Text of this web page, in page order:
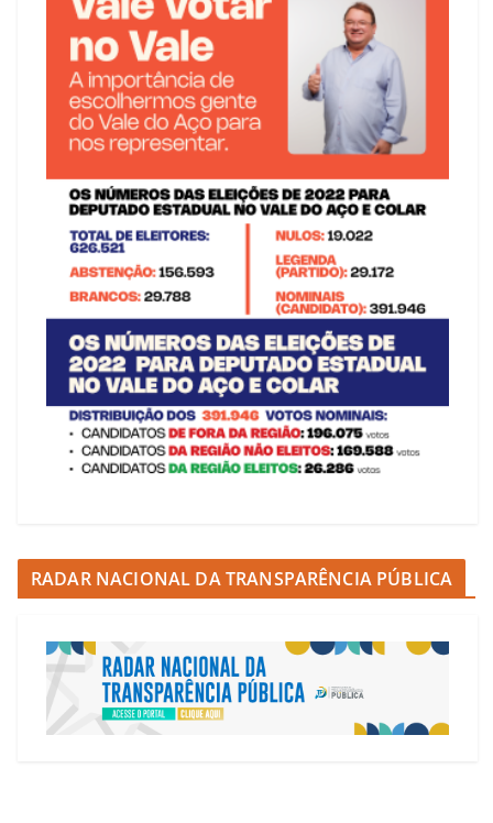
RADAR NACIONAL DA TRANSPARÊNCIA PÚBLICA